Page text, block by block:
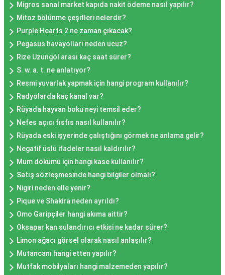
Migros sanal market kapıda nakit ödeme nasıl yapılır?
Mitoz bölünme çeşitleri nelerdir?
Purple Hearts 2 ne zaman çıkacak?
Pegasus havayolları neden ucuz?
Rize Uzungöl arası kaç saat sürer?
S. w. a. t. ne anlatıyor?
Resmi yuvarlak yapmak için hangi program kullanılır?
Radyolarda kaç kanal var?
Rüyada hayvan boku neyi temsil eder?
Nefes açıcı fısfıs nasıl kullanılır?
Rüyada eski işyerinde çalıştığını görmek ne anlama gelir?
Negatif üslü ifadeler nasıl kaldırılır?
Mum dökümü için hangi kase kullanılır?
Satış sözleşmesinde hangi bilgiler olmalı?
Nigiri neden elle yenir?
Pique ve Shakira neden ayrıldı?
Omo Garipçiler hangi akıma aittir?
Oksapar kan sulandırıcı etkisi ne kadar sürer?
Limon ağacı görsel olarak nasıl anlaşılır?
Mutancanı hangi etten yapılır?
Mutfak mobilyaları hangi malzemeden yapılır?